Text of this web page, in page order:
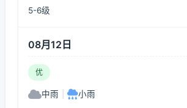
5-6级
08月12日
优
中雨 小雨